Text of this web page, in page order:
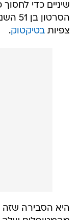
שיניים כדי
צפיותבטיקטוק.
היא הסבירה